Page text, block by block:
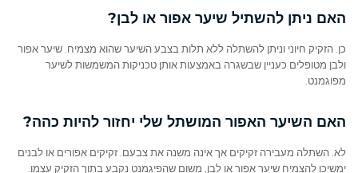
האם ניתן להשתיל שיער אפור או לבן?
כן. הזקיק חיוני וניתן להשתלה ללא תלות בצבע השיער שהוא מצמיח. שיער אפור
ולבן מטופלים כעניין שבשגרה באמצעות אותן טכניקות המשמשות לשיער
מפוגמנט.
האם השיער האפור המושתל שלי יחזור להיות כהה?
לא. השתלה מעבירה זקיקים אך אינה משנה את צבעם. זקיקים אפורים או לבנים
ימשיכו להצמיח שיער אפור או לבן, משום שהפיגמנט נקבע בתוך הזקיק עצמו.